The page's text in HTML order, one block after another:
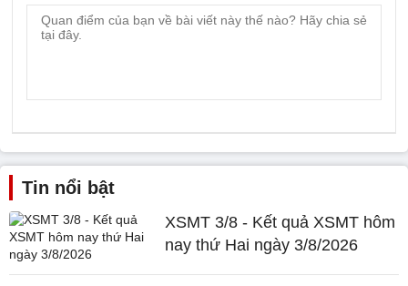
Tin nổi bật
XSMT 3/8 - Kết quả XSMT hôm
nay thứ Hai ngày 3/8/2026